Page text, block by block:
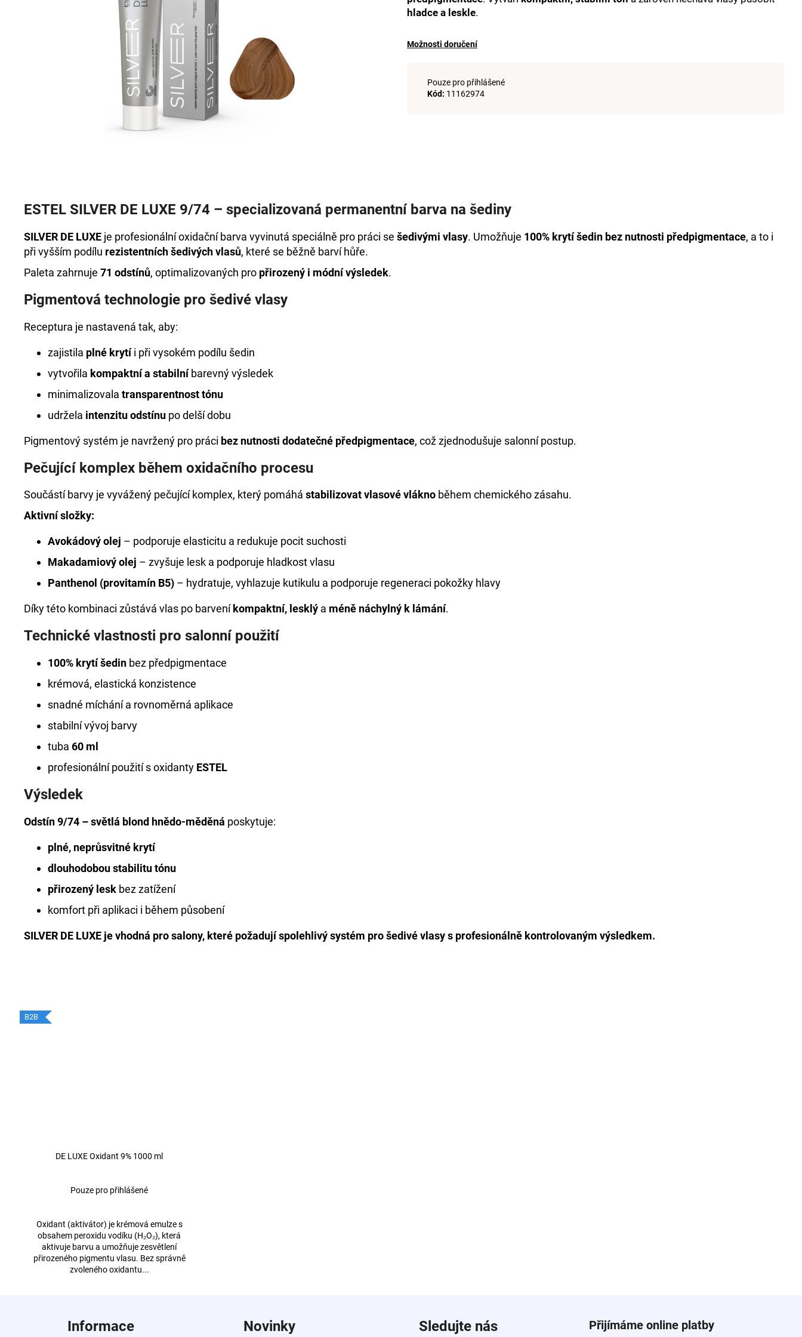
hladce a leskle.
Možnosti doručení
Pouze pro přihlášené
Kód: 11162974
ESTEL SILVER DE LUXE 9/74 – specializovaná permanentní barva na šediny
SILVER DE LUXE je profesionální oxidační barva vyvinutá speciálně pro práci se šedivými vlasy. Umožňuje 100% krytí šedin bez nutnosti předpigmentace, a to i
při vyšším podílu rezistentních šedivých vlasů, které se běžně barví hůře.
Paleta zahrnuje 71 odstínů, optimalizovaných pro přirozený i módní výsledek.
Pigmentová technologie pro šedivé vlasy
Receptura je nastavená tak, aby:
zajistila plné krytíi při vysokém podílu šedin
vytvořila kompaktní a stabilníbarevný výsledek
minimalizovala transparentnost tónu
udržela intenzitu odstínu po delší dobu
Pigmentový systém je navržený pro práci bez nutnosti dodatečné předpigmentace, což zjednodušuje salonní postup.
Pečující komplex během oxidačního procesu
Součástí barvy je vyvážený pečující komplex, který pomáhá stabilizovat vlasové vlákno během chemického zásahu.
Aktivní složky:
Avokádový olej – podporuje elasticitu a redukuje pocit suchosti
Makadamiový olej – zvyšuje lesk a podporuje hladkost vlasu
Panthenol (provitamín B5) – hydratuje, vyhlazuje kutikulu a podporuje regeneraci pokožky hlavy
Díky této kombinaci zůstává vlas po barvení kompaktní, lesklý a méně náchylný k lámání.
Technické vlastnosti pro salonní použití
100% krytí šedin bez předpigmentace
krémová, elastická konzistence
snadné míchání a rovnoměrná aplikace
stabilní vývoj barvy
tuba 60 ml
profesionální použití s oxidanty ESTEL
Výsledek
Odstín 9/74 – světlá blond hnědo-měděná poskytuje:
plné, neprůsvitné krytí
dlouhodobou stabilitu tónu
přirozený lesk bez zatížení
komfort při aplikaci i během působení
SILVER DE LUXE je vhodná pro salony, které požadují spolehlivý systém pro šedivé vlasy s profesionálně kontrolovaným výsledkem.
B2B
DE LUXE Oxidant 9% 1000 ml
Pouze pro přihlášené
Oxidant (aktivátor) je krémová emulze s
obsahem peroxidu vodíku (H₂O₂), která
aktivuje barvu a umožňuje zesvětlení
přirozeného pigmentu vlasu. Bez správně
zvoleného oxidantu...
+DE LUXE BARVA 3/0 TMAVOHNĚDÁ
+DE LUXE BARVA 1/0 ČERNÁ 60ML
DE LUXE OXIDANT 6% 1000 ML
999 Kč
Informace Novinky Sledujte nás Přijímáme online platby